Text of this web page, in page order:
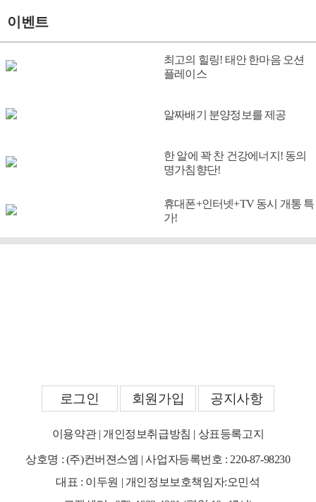
이벤트
최고의 힐링! 태안 한마음 오션
플레이스
알짜배기 분양정보를 제공
한 알에 꽉 찬 건강에너지! 동의
명가침향단!
휴대폰+인터넷+TV 동시 개통 특
가!
로그인 회원가입 공지사항
이용약관| 개인정보취급방침 | 상표등록고지
상호명 : (주)컨버젼스엠 | 사업자등록번호 : 220-87-98230
대표 : 이두원 | 개인정보보호책임자:오민석